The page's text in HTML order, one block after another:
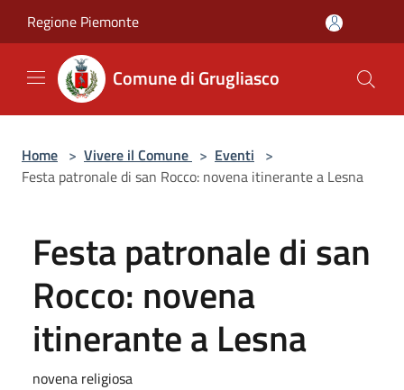
Regione Piemonte
Comune di Grugliasco
Home > Vivere il Comune > Eventi >
Festa patronale di san Rocco: novena itinerante a Lesna
Festa patronale di san
Rocco: novena
itinerante a Lesna
novena religiosa